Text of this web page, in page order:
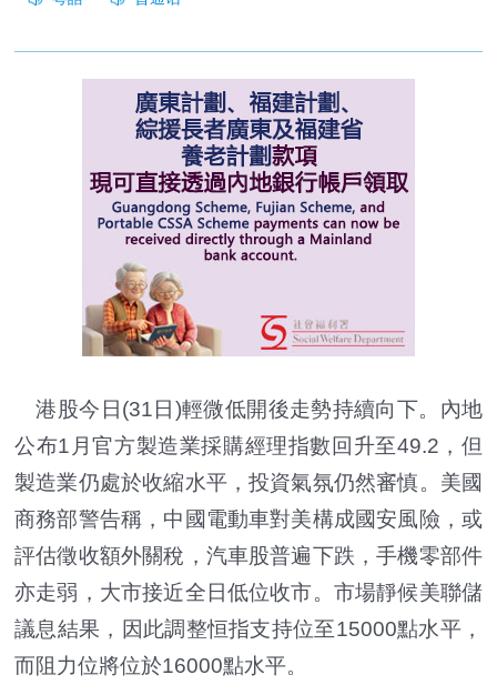
港股今日(31日)輕微低開後走勢持續向下。內地
公布1月官方製造業採購經理指數回升至49.2，但
製造業仍處於收縮水平，投資氣氛仍然審慎。美國
商務部警告稱，中國電動車對美構成國安風險，或
評估徵收額外關稅，汽車股普遍下跌，手機零部件
亦走弱，大市接近全日低位收市。市場靜候美聯儲
議息結果，因此調整恒指支持位至15000點水平，
而阻力位將位於16000點水平。